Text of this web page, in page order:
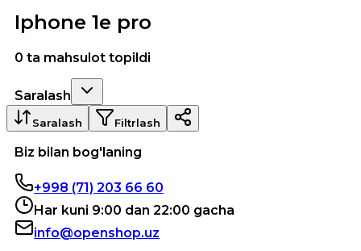
Iphone 1e pro
0 ta mahsulot topildi
Saralash
Saralash Filtrlash
Biz bilan bog'laning
+998 (71) 203 66 60
Har kuni 9:00 dan 22:00 gacha
info@openshop.uz